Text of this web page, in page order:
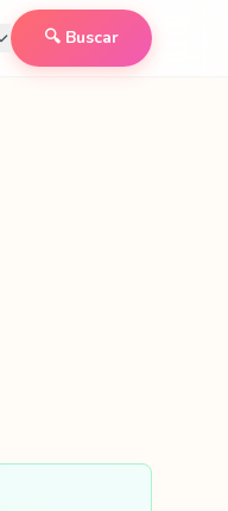
🔍 Buscar